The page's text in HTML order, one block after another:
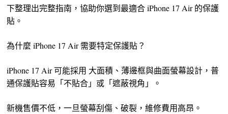
下整理出完整指南，協助你選到最適合 iPhone 17 Air 的保護
貼。
為什麼 iPhone 17 Air 需要特定保護貼？
iPhone 17 Air 可能採用 大面積、薄邊框與曲面螢幕設計，普
通保護貼容易「不貼合」或「遮蔽視角」。
新機售價不低，一旦螢幕刮傷、破裂，維修費用高昂。